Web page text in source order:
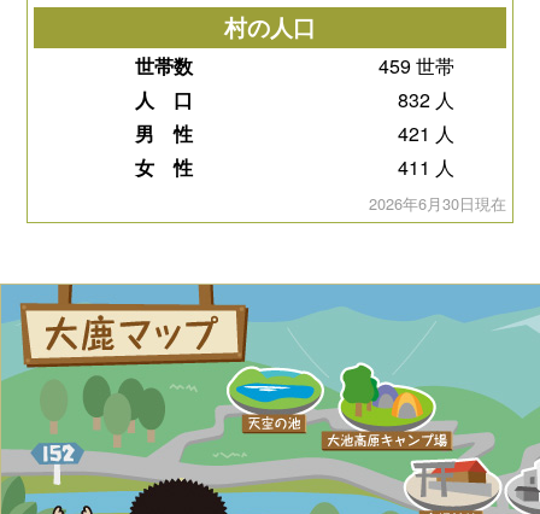
村の人口
世帯数
459 世帯
人 口
832 人
男 性
421 人
女 性
411 人
2026年6月30日現在